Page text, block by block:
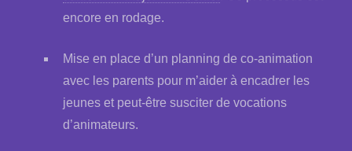
encore en rodage.
Mise en place d’un planning de co-animation
avec les parents pour m’aider à encadrer les
jeunes et peut-être susciter de vocations
d’animateurs.